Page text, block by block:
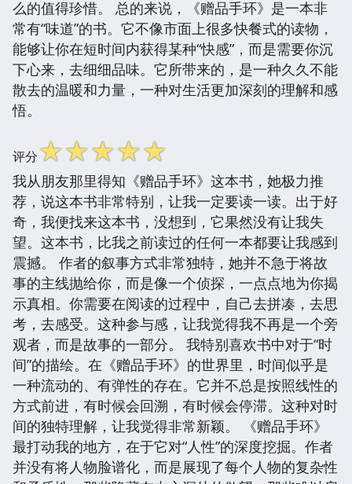
么的值得珍惜。 总的来说，《赠品手环》是一本非
常有“味道”的书。它不像市面上很多快餐式的读物，
能够让你在短时间内获得某种“快感”，而是需要你沉
下心来，去细细品味。它所带来的，是一种久久不能
散去的温暖和力量，一种对生活更加深刻的理解和感
悟。
评分☆☆☆☆☆
我从朋友那里得知《赠品手环》这本书，她极力推
荐，说这本书非常特别，让我一定要读一读。出于好
奇，我便找来这本书，没想到，它果然没有让我失
望。这本书，比我之前读过的任何一本都要让我感到
震撼。 作者的叙事方式非常独特，她并不急于将故
事的主线抛给你，而是像一个侦探，一点点地为你揭
示真相。你需要在阅读的过程中，自己去拼凑，去思
考，去感受。这种参与感，让我觉得我不再是一个旁
观者，而是故事的一部分。 我特别喜欢书中对于“时
间”的描绘。在《赠品手环》的世界里，时间似乎是
一种流动的、有弹性的存在。它并不总是按照线性的
方式前进，有时候会回溯，有时候会停滞。这种对时
间的独特理解，让我觉得非常新颖。 《赠品手环》
最打动我的地方，在于它对“人性”的深度挖掘。作者
并没有将人物脸谱化，而是展现了每个人物的复杂性